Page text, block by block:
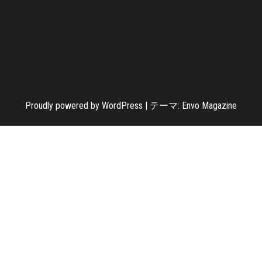
Proudly powered by WordPress | テーマ: Envo Magazine